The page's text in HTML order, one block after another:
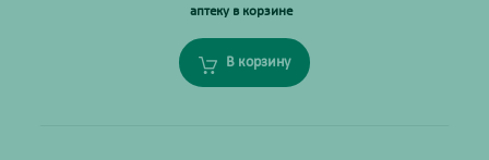
аптеку в корзине
В корзину